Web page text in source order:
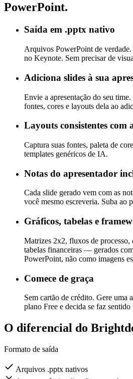
Feito para fluxos de
Saída em .pptx nativo
Arquivos PowerPoint de verdade.
no Keynote. Sem precisar de
Adiciona slides à sua
Envie a apresentação do seu
fontes, cores e layouts dela ao
Layouts consistentes com
Captura suas fontes, paleta de
templates genéricos de IA.
Notas do apresentador
Cada slide gerado vem com as
você mesmo escreveria. Suba ao
Gráficos, tabelas e
Matrizes 2x2, fluxos de processo,
tabelas financeiras — gerados
Comece de graça
Sem cartão de crédito. Gere uma
Formato de saída